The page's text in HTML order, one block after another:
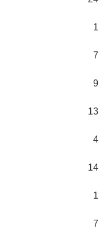
1
7
9
13
4
14
1
7